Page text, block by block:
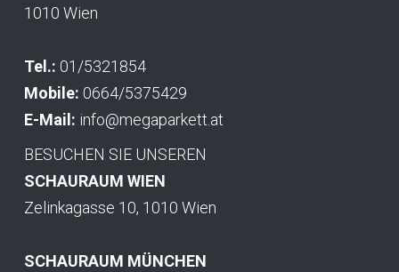
1010 Wien
Tel.: 01/5321854
Mobile: 0664/5375429
E-Mail: info@megaparkett.at
BESUCHEN SIE UNSEREN
SCHAURAUM WIEN
Zelinkagasse 10, 1010 Wien
SCHAURAUM MÜNCHEN